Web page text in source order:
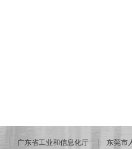
广东省工业和信息化厅 东莞市